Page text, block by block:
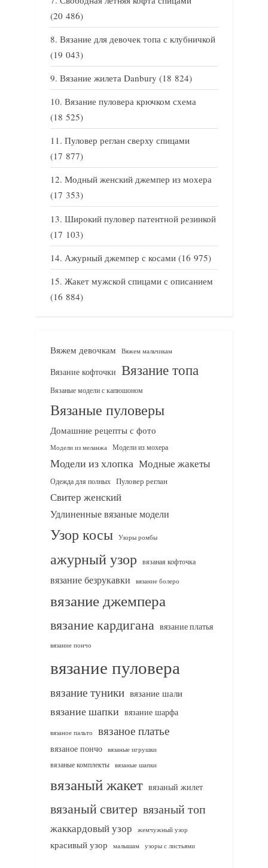
(20 486)
Вязание для девочек топа с клубничкой
(19 043)
Вязание жилета Danbury (18 824)
Вязание пуловера крючком схема
(18 525)
Пуловер реглан сверху спицами
(17 877)
Модный женский джемпер из мохера
(17 353)
Широкий пуловер патентной резинкой
(17 103)
Ажурный джемпер с косами (16 975)
Жакет мужской спицами с описанием
(16 884)
Вяжем девочкам Вяжем мальчикам
Вязание кофточки Вязание топа
Вязаные модели с капюшоном
Вязаные пуловеры
Домашние рецепты с фото
Модели из меланжа Модели из мохера
Модели из хлопка Модные жакеты
Одежда для полных Пуловер реглан
Свитер женский
Удлиненные вязаные модели
Узор косы Узоры ромбы
ажурный узор вязаная кофточка
вязание безрукавки вязание болеро
вязание джемпера
вязание кардигана вязание платья
вязание пончо
вязание пуловера
вязание туники вязание шали
вязание шапки вязание шарфа
вязаное пальто вязаное платье
вязаное пончо вязаные игрушки
вязаные комплекты
вязаные шапки
вязаный жакет вязаный жилет
вязаный свитер вязаный топ
жаккардовый узор жемчужный узор
красивый узор малышам узоры с листьями